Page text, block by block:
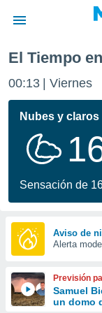
de
por
se
calidad.
a este
las
y
forma
digital
basada
El Tiempo
00:13 Viernes
Nubes y claros
Sensación de
Aviso de
Alerta
Previsión
Samuel
un domo